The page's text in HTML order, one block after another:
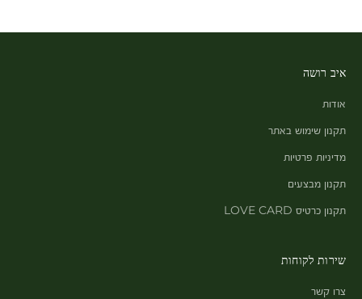
איב רושה
אודות
תקנון שימוש באתר
מדיניות פרטיות
תקנון מבצעים
תקנון כרטיס LOVE CARD
שירות לקוחות
צרו קשר